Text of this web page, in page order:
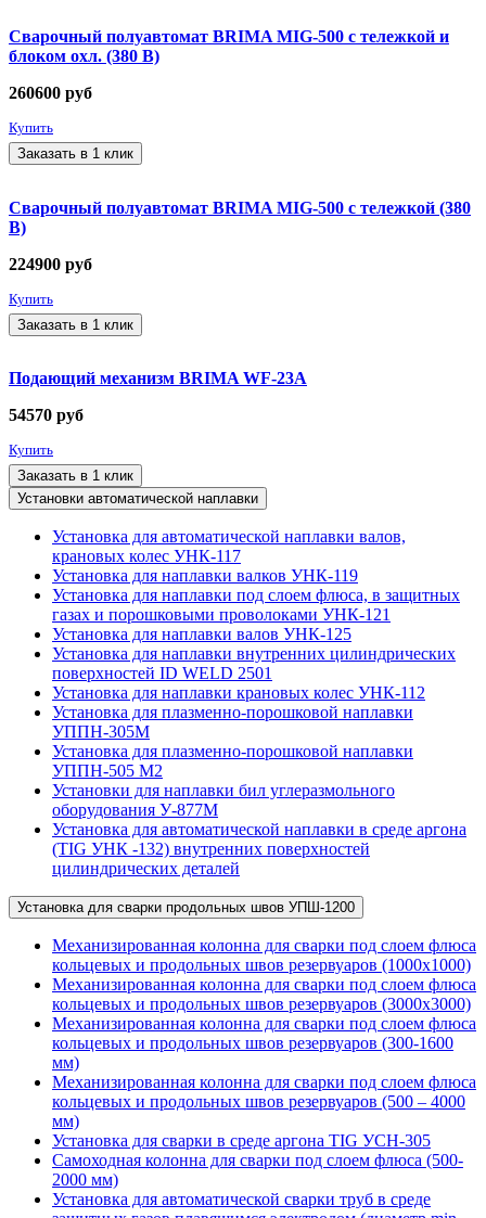
Сварочный полуавтомат BRIMA MIG-500 с тележкой и
блоком охл. (380 В)
260600 руб
Купить
Заказать в 1 клик
Сварочный полуавтомат BRIMA MIG-500 с тележкой (380
В)
224900 руб
Купить
Заказать в 1 клик
Подающий механизм BRIMA WF-23А
54570 руб
Купить
Заказать в 1 клик
Установки автоматической наплавки
Установка для автоматической наплавки валов,
крановых колес УНК-117
Установка для наплавки валков УНК-119
Установка для наплавки под слоем флюса, в защитных
газах и порошковыми проволоками УНК-121
Установка для наплавки валов УНК-125
Установка для наплавки внутренних цилиндрических
поверхностей ID WELD 2501
Установка для наплавки крановых колес УНК-112
Установка для плазменно-порошковой наплавки
УППН-305М
Установка для плазменно-порошковой наплавки
УППН-505 М2
Установки для наплавки бил углеразмольного
оборудования У-877М
Установка для автоматической наплавки в среде аргона
(TIG УНК -132) внутренних поверхностей
цилиндрических деталей
Установка для сварки продольных швов УПШ-1200
Механизированная колонна для сварки под слоем флюса
кольцевых и продольных швов резервуаров (1000х1000)
Механизированная колонна для сварки под слоем флюса
кольцевых и продольных швов резервуаров (3000х3000)
Механизированная колонна для сварки под слоем флюса
кольцевых и продольных швов резервуаров (300-1600
мм)
Механизированная колонна для сварки под слоем флюса
кольцевых и продольных швов резервуаров (500 – 4000
мм)
Установка для сварки в среде аргона TIG УСН-305
Самоходная колонна для сварки под слоем флюса (500-
2000 мм)
Установка для автоматической сварки труб в среде